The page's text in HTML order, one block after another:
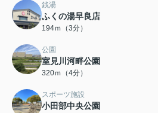
銭湯
ふくの湯早良店
194ｍ（3分）
公園
室見川河畔公園
320ｍ（4分）
スポーツ施設
小田部中央公園